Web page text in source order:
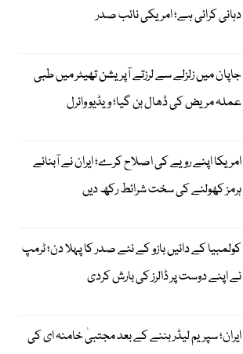
دہانی کرائی ہے؛ امریکی نائب صدر
جاپان میں زلزلے سے لرزتے آپریشن تھیٹر میں طبی
عملہ مریض کی ڈھال بن گیا؛ ویڈیو وائرل
امریکا اپنے رویے کی اصلاح کرے؛ ایران نے آبنائے
ہرمز کھولنے کی سخت شرائط رکھ دیں
کولمبیا کے دائیں بازو کے نئے صدر کا پہلا دن؛ ٹرمپ
نے اپنے دوست پر ڈالرز کی بارش کردی
ایران؛ سپریم لیڈر بننے کے بعد مجتبیٰ خامنہ ای کی